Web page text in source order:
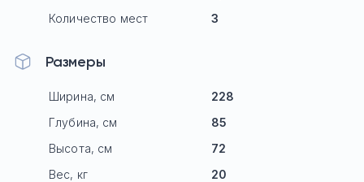
Количество мест
3
Размеры
Ширина, см
228
Глубина, см
85
Высота, см
72
Вес, кг
20